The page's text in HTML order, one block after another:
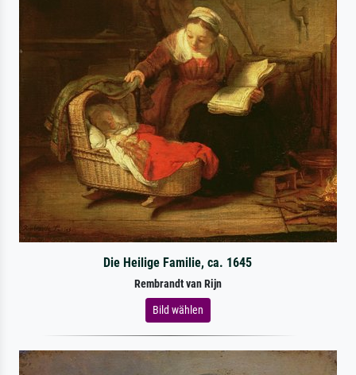
Die Heilige Familie, ca. 1645
Rembrandt van Rijn
Bild wählen